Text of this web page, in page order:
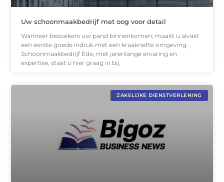
Uw schoonmaakbedrijf met oog voor detail
Wanneer bezoekers uw pand binnenkomen, maakt u alvast
een eerste goede indruk met een kraaknette omgeving.
Schoonmaakbedrijf Ede, met jarenlange ervaring en
expertise, staat u hier graag in bij.
ZAKELIJKE DIENSTVERLENING